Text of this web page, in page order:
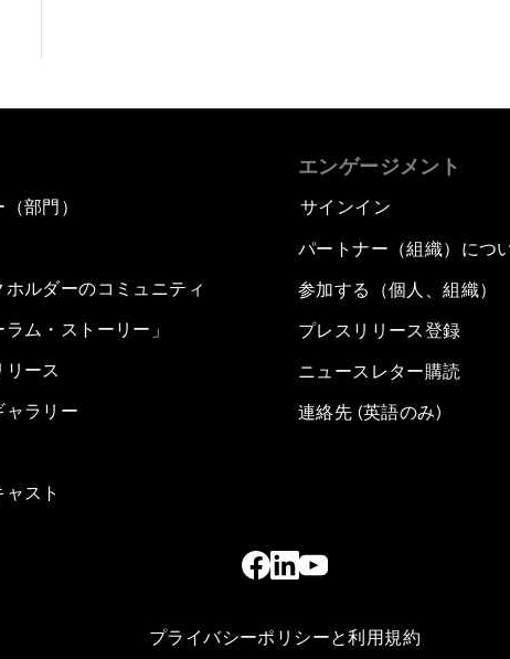
部門）
ホルダーのコミュニティ
ラム・ストーリー」
リース
ャラリー
スト
エンゲージメント
サインイン
パートナー（組織）につ
参加する（個人、組織）
プレスリリース登録
ニュースレター購読
連絡先 (英語のみ)
プライバシーポリシーと利用規約